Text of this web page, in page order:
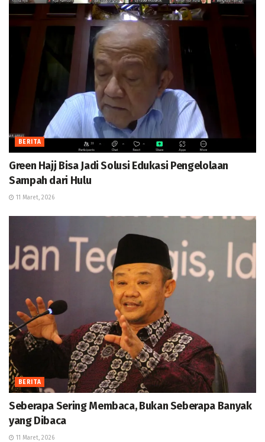
BERITA
Green Hajj Bisa Jadi Solusi Edukasi Pengelolaan
Sampah dari Hulu
11 Maret, 2026
BERITA
Seberapa Sering Membaca, Bukan Seberapa Banyak
yang Dibaca
11 Maret, 2026